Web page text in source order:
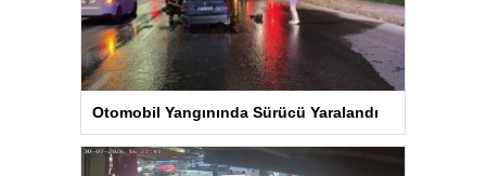
Otomobil Yangınında Sürücü Yaralandı